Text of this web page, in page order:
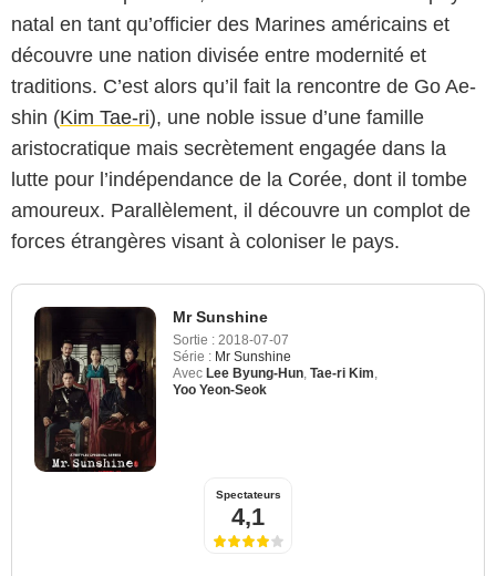
natal en tant qu’officier des Marines américains et
découvre une nation divisée entre modernité et
traditions. C’est alors qu’il fait la rencontre de Go Ae-
shin (Kim Tae-ri), une noble issue d’une famille
aristocratique mais secrètement engagée dans la
lutte pour l’indépendance de la Corée, dont il tombe
amoureux. Parallèlement, il découvre un complot de
forces étrangères visant à coloniser le pays.
Mr Sunshine
Sortie : 2018-07-07
Série : Mr Sunshine
Avec Lee Byung-Hun Tae-ri Kim
Yoo Yeon-Seok
Spectateurs
4,1